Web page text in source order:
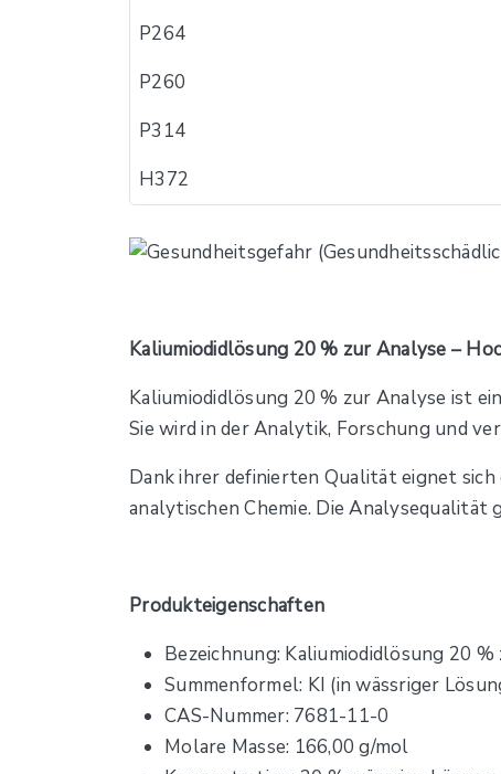
P264
P260
P314
H372
Kaliumiodidlösung 20 % zur Analyse –
Kaliumiodidlösung 20 % zur Analyse ist
Sie wird in der Analytik, Forschung und
Dank ihrer definierten Qualität eignet sich
analytischen Chemie. Die
Produkteigenschaften
Bezeichnung: Kaliumiodidlösung 20
Summenformel: KI (in wässriger
CAS-Nummer: 7681-11-0
Molare Masse: 166,00 g/mol